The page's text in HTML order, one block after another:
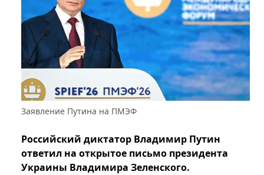
Заявление Путина на ПМЭФ
Российский диктатор Владимир Путин
ответил на открытое письмо президента
Украины Владимира Зеленского.